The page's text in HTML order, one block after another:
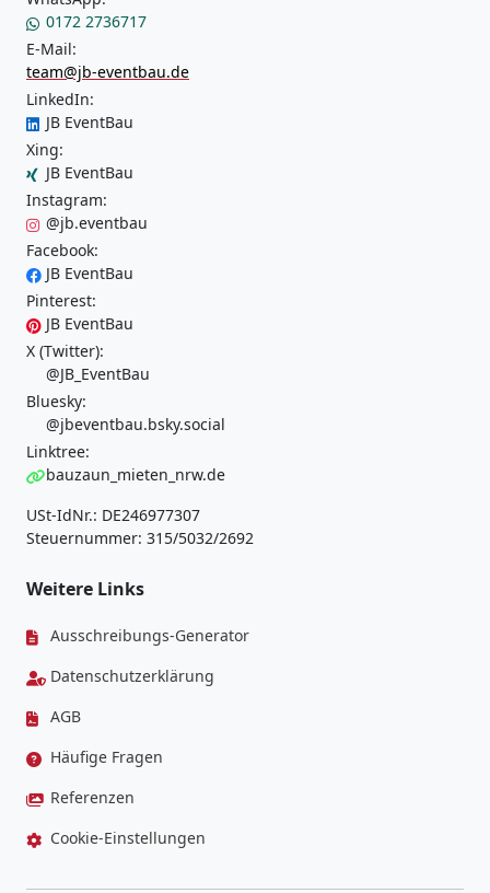
0172 2736717
E-Mail:
team@jb-eventbau.de
LinkedIn:
JB EventBau
Xing:
JB EventBau
Instagram:
@jb.eventbau
Facebook:
JB EventBau
Pinterest:
JB EventBau
X (Twitter):
@JB_EventBau
Bluesky:
@jbeventbau.bsky.social
Linktree:
bauzaun_mieten_nrw.de
USt-IdNr.: DE246977307
Steuernummer: 315/5032/2692
Weitere Links
Ausschreibungs-Generator
Datenschutzerklärung
AGB
Häufige Fragen
Referenzen
Cookie-Einstellungen